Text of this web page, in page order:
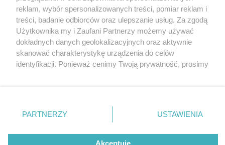
3 / 0
Nie zapomnij
zapoznać się z:
polityką prywatności regulamin korzystania z portali
Twojemiasto
Piekary Śląskie
Chorzów
Tarnowskie Góry
Gliwice
Skontakuj sięz nami
Kontakt
Wydawca
Redakcja
reklam, wybór spersonalizowanych treści, pomiar reklam i
treści, badanie odbiorców oraz ulepszanie usług. Za zgodą
Użytkownika my i Zaufani Partnerzy możemy używać
dokładnych danych geolokalizacyjnych oraz aktywnie
skanować charakterystykę urządzenia do celów
identyfikacji. Ponieważ cenimy Twoją prywatność, prosimy
prywatności znajdujący się w lewym dolnym rogu strony
. Niektóre rodzaje przetwarzania danych nie wymagają
zgody użytkownika, ale masz prawo sprzeciwić się
takiemu przetwarzaniu. Preferencje będą miały
PARTNERZY USTAWIENIA
Akceptuję